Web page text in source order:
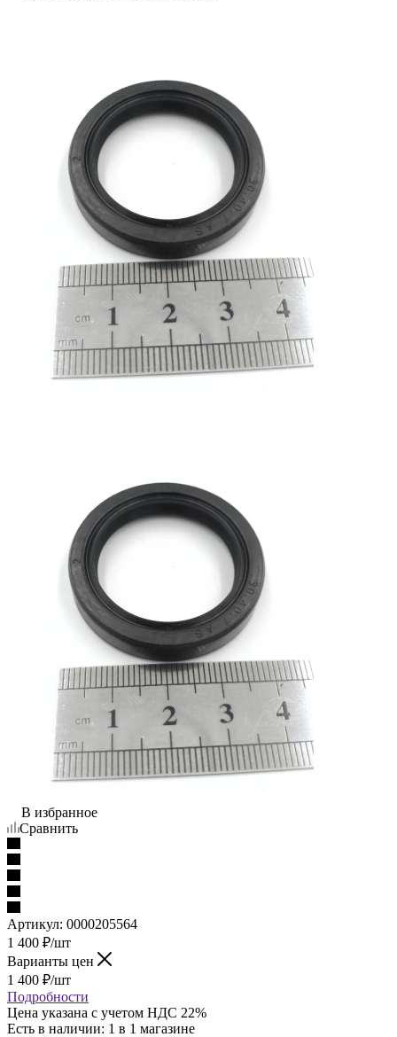
В избранное
Сравнить
Артикул: 0000205564
1 400 ₽/шт
Варианты цен
1 400 ₽/шт
Подробности
Цена указана с учетом НДС 22%
Есть в наличии: 1 в 1 магазине